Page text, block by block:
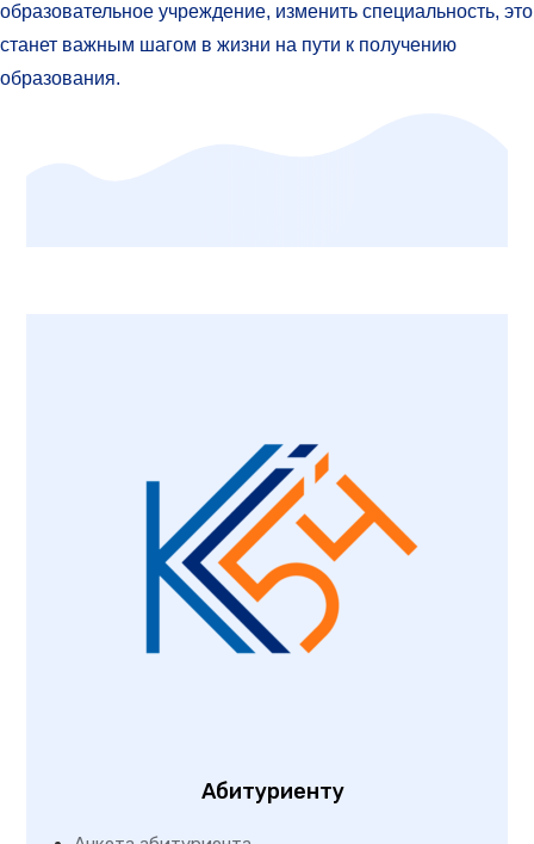
образовательное учреждение, изменить специальность, это
станет важным шагом в жизни на пути к получению
образования.
Абитуриенту